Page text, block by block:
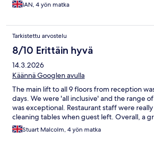
IAN, 4 yön matka
Tarkistettu arvostelu
8/10 Erittäin hyvä
14.3.2026
Käännä Googlen avulla
The main lift to all 9 floors from reception
days. We were 'all inclusive' and the range
was exceptional. Restaurant staff were
cleaning tables when guest left. Overall, a
Stuart Malcolm, 4 yön matka